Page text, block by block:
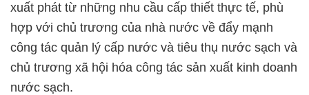
xuất phát từ những nhu cầu cấp thiết thực tế, phù
hợp với chủ trương của nhà nước về đẩy mạnh
công tác quản lý cấp nước và tiêu thụ nước sạch và
chủ trương xã hội hóa công tác sản xuất kinh doanh
nước sạch.